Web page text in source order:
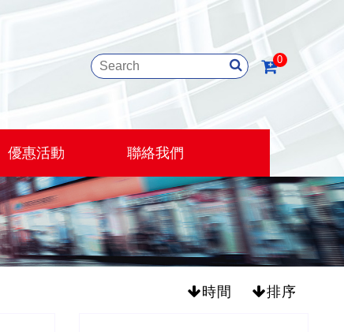
0
優惠活動 聯絡我們
時間 排序